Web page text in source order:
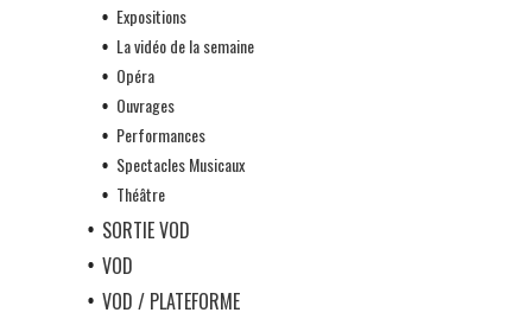
Expositions
La vidéo de la semaine
Opéra
Ouvrages
Performances
Spectacles Musicaux
Théâtre
SORTIE VOD
VOD
VOD / PLATEFORME